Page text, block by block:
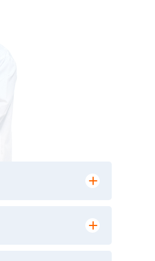
исследований и